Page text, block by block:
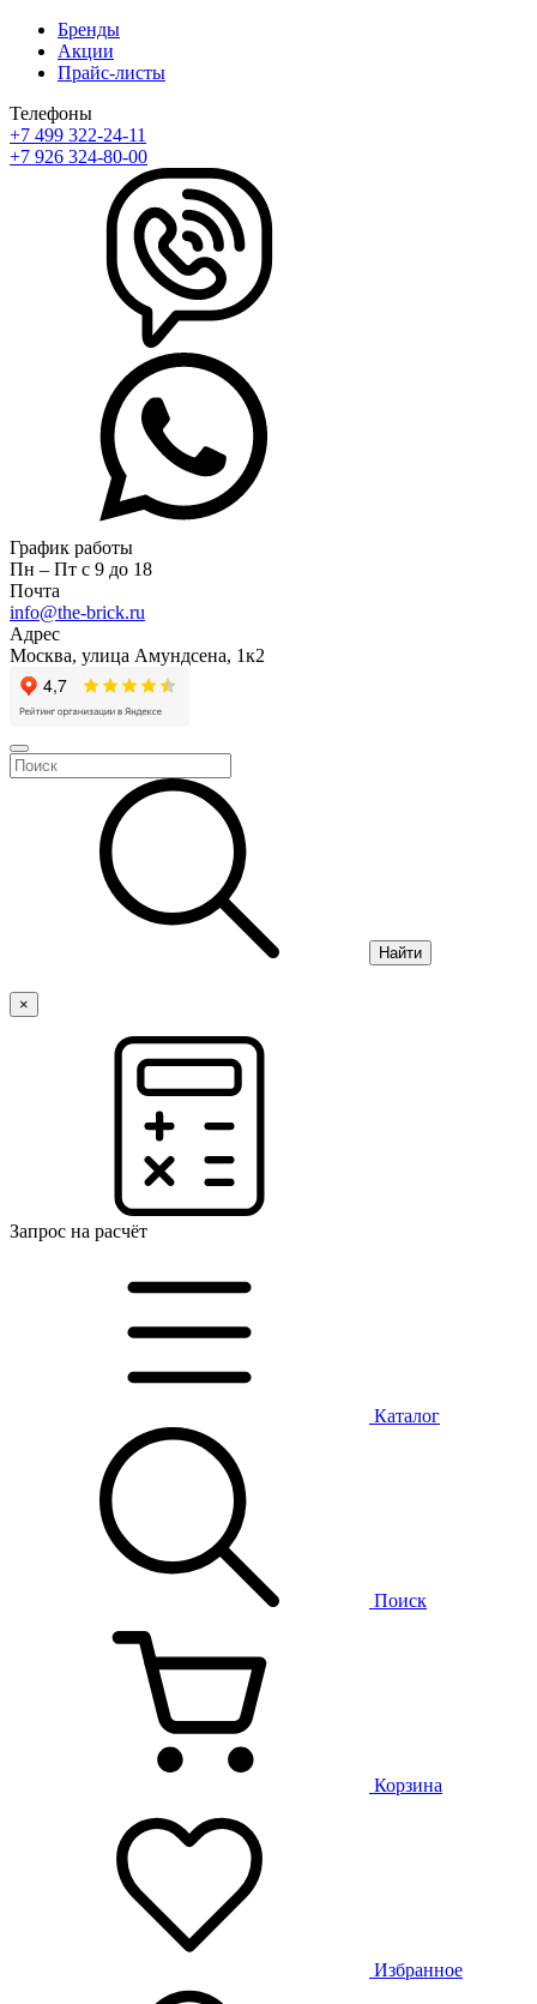
Бренды
Акции
Прайс-листы
Телефоны
+7 499 322-24-11
+7 926 324-80-00
График работы
Пн – Пт с 9 до 18
Почта
info@the-brick.ru
Адрес
Москва, улица Амундсена, 1к2
Найти
×
Запрос на расчёт
Каталог
Поиск
Корзина
Избранное